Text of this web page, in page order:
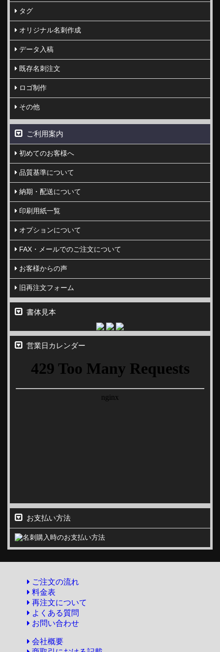
タグ
オリジナル名刺作成
データ入稿
既存名刺注文
ロゴ制作
その他
ご利用案内
初めてのお客様へ
品質基準について
納期・配送について
印刷用紙一覧
オプションについて
FAX・メールでのご注文について
お客様からの声
旧再注文フォーム
書体見本
営業日カレンダー
お支払い方法
ご注文の流れ
料金表
再注文について
よくある質問
お問い合わせ
会社概要